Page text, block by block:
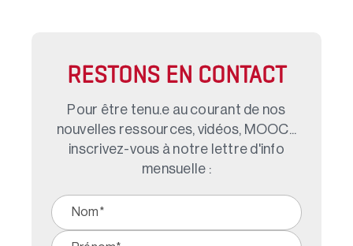
RESTONS EN CONTACT
Pour être tenu.e au courant de nos
nouvelles ressources, vidéos, MOOC...
inscrivez-vous à notre lettre d'info
mensuelle :